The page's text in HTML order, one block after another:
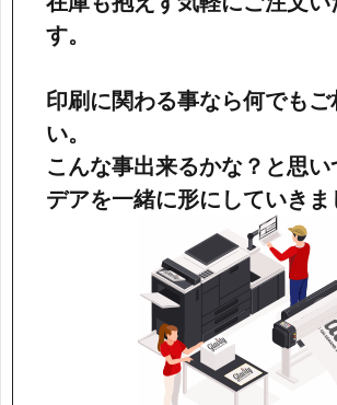
す。
印刷に関わる事なら何でもご
い。
こんな事出来るかな？と思い
デアを一緒に形にしていきま